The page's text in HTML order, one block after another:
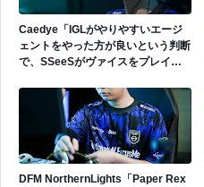
Caedye「IGLがやりやすいエージ
ェントをやった方が良いという判断
で、SSeeSがヴァイスをプレイし
DFM NorthernLights「Paper Rex